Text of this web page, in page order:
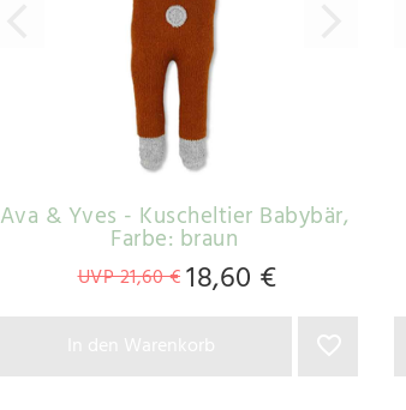
Ava & Yves - Kuscheltier Babybär,
Farbe: braun
UVP 21,60 €18,60 €